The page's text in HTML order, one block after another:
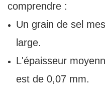
comprendre :
Un grain de sel
large.
L'épaisseur
est de 0,07 mm.